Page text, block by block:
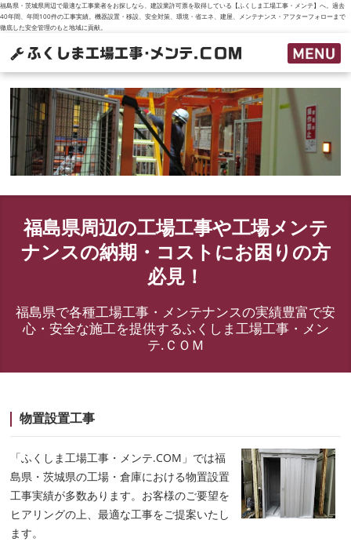
福島県・茨城県周辺で最適な工事業者をお探しなら、建設業許可票を取得している【ふくしま工場工事・メンテ】へ。過去
40年間、年間100件の工事実績。機器設置・移設、安全対策、環境・省エネ、建屋、メンテナンス・アフターフォローまで
徹底した安全管理のもと地域に貢献。
福島県周辺の工場工事や工場メンテ
ナンスの納期・コストにお困りの方
必見！
福島県で各種工場工事・メンテナンスの実績豊富で安
心・安全な施工を提供するふくしま工場工事・メン
テ.ＣＯＭ
物置設置工事
「ふくしま工場工事・メンテ.COM」では福
島県・茨城県の工場・倉庫における物置設置
工事実績が多数あります。お客様のご要望を
ヒアリングの上、最適な工事をご提案いたし
ます。